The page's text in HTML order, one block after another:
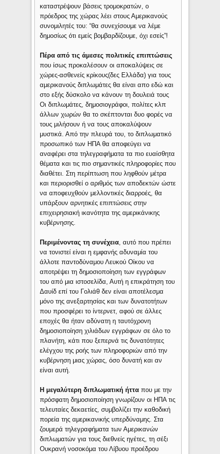
καταστρέψουν βάσεις τρομοκρατών, ο
πρόεδρος της χώρας λέει στους Αμερικανούς
συνομιλητές του: “θα συνεχίσουμε να λέμε
δημοσίως ότι εμείς βομβαρδίζουμε, όχι εσείς”!
Πέρα από τις άμεσες πολιτικές επιπτώσεις
που ίσως προκαλέσουν οι αποκαλύψεις σε
χώρες-ασθενείς κρίκους(δες Ελλάδα) για τους
αμερικανούς διπλωμάτες θα είναι απο εδώ και
στο εξής δύσκολο να κάνουν τη δουλειά τους
Οι διπλωμάτες, δημοσιογράφοι, πολίτες κλπ
άλλων χωρών θα το σκέπτονται δυο φορές να
τους μιλήσουν ή να τους αποκαλύψουν
μυστικά. Από την πλευρά του, το διπλωματικό
προσωπικό των ΗΠΑ θα αποφεύγει να
αναφέρει στα τηλεγραφήματα τα πιο ευαίσθητα
θέματα και τις πιο σημαντικές πληροφορίες που
διαθέτει. Στη περίπτωση που ληφθούν μέτρα
και περιορισθεί ο αριθμός των αποδεκτών ώστε
να αποφευχθούν μελλοντικές διαρροές, θα
υπάρξουν αρνητικές επιπτώσεις στην
επιχειρησιακή ικανότητα της αμερικάνικης
κυβέρνησης.
Περιμένοντας τη συνέχεια , αυτό που πρέπει
να τονιστεί είναι η εμφανής αδυναμία του
άλλοτε παντοδύναμου Λευκού Οίκου να
αποτρέψει τη δημοσιοποίηση των εγγράφων
του από μια ιστοσελίδα, Αυτή η επικράτηση του
Δαυίδ επί του Γολιάθ δεν είναι αποτέλεσμα
μόνο της ανεξαρτησίας και των δυνατοτήτων
που προσφέρει το ίντερνετ, αφού σε άλλες
εποχές θα ήταν αδύνατη η ταυτόχρονη
δημοσιοποίηση χιλιάδων εγγράφων σε όλο το
πλανήτη, κάτι που ξεπερνά τις δυνατότητες
ελέγχου της ροής των πληροφοριών από την
κυβέρνηση μιας χώρας, όσο δυνατή και αν
είναι αυτή.
Η μεγαλύτερη διπλωματική ήττα που με την
πρόσφατη δημοσιοποίηση γνωρίζουν οι ΗΠΑ τις
τελευταίες δεκαετίες, συμβολίζει την καθοδική
πορεία της αμερικανικής υπερδύναμης. Στα
ζουμερά τηλεγραφήματα των Αμερικανών
διπλωματών για τους διεθνείς ηγέτες, τη σέξι
Ουκρανή νοσοκόμα του Λίβυου προέδρου